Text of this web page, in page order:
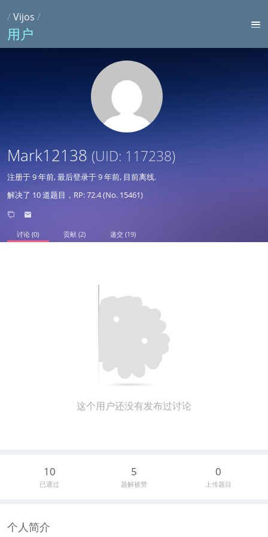
/Vijos /
用户
Mark12138 (UID: 117238)
注册于9 年前, 最后登录于9 年前, 目前离线.
解决了 10 道题目，RP: 72.4 (No. 15461)
讨论 (0) 贡献 (2) 递交 (19)
这个用户还没有发布过讨论
10
已通过
5
题解被赞
0
上传题目
个人简介